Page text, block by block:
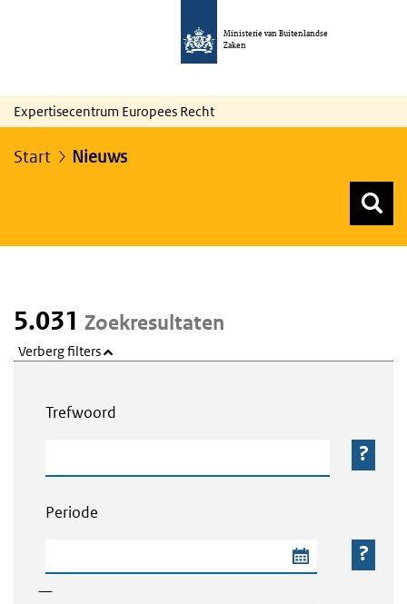
Ministerie van Buitenlandse
Zaken
Expertisecentrum Europees Recht
Start Nieuws
5.031 Zoekresultaten
Verberg filters
Trefwoord
Periode
—